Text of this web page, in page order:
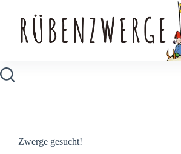
springen
Zwerge gesucht!